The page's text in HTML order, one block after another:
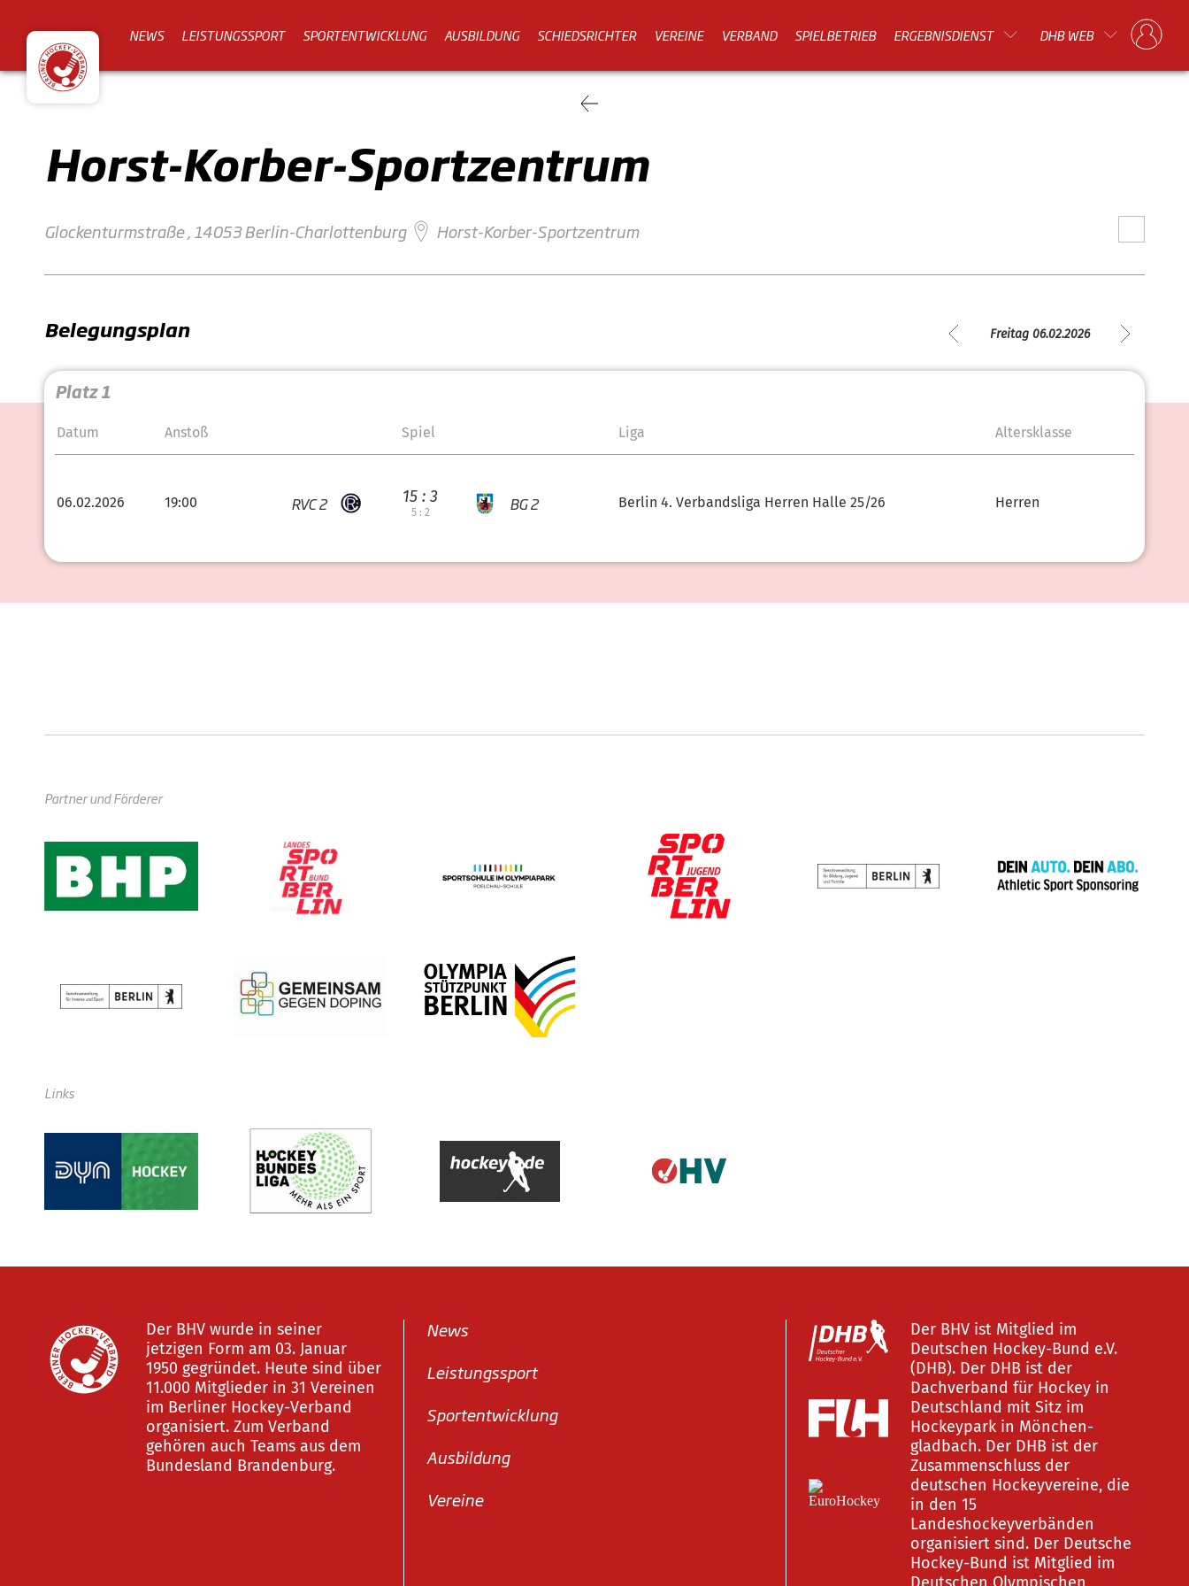
NEWS LEISTUNGSSPORT SPORTENTWICKLUNG AUSBILDUNG SCHIEDSRICHTER VEREINE VERBAND SPIELBETRIEB ERGEBNISDIENST DHB WEB
Horst-Korber-Sportzentrum
Glockenturmstraße , 14053 Berlin-Charlottenburg Horst-Korber-Sportzentrum
Belegungsplan Freitag 06.02.2026
Platz 1
Datum Anstoß Spiel Liga Altersklasse
06.02.2026 19:00 RVC 2 15 : 3
5 : 2 BG 2 Berlin 4. Verbandsliga Herren Halle 25/26 Herren
Partner und Förderer
Links
Der BHV wurde in seiner
jetzigen Form am 03. Januar
1950 gegründet. Heute sind über
11.000 Mitglieder in 31 Vereinen
im Berliner Hockey-Verband
organisiert. Zum Verband
gehören auch Teams aus dem
Bundesland Brandenburg.
News
Leistungssport
Sportentwicklung
Ausbildung
Vereine
Der BHV ist Mitglied im
Deutschen Hockey-Bund e.V.
(DHB). Der DHB ist der
Dachverband für Hockey in
Deutschland mit Sitz im
Hockeypark in Mönchen-
gladbach. Der DHB ist der
Zusammenschluss der
deutschen Hockeyvereine, die
in den 15
Landeshockeyverbänden
organisiert sind. Der Deutsche
Hockey-Bund ist Mitglied im